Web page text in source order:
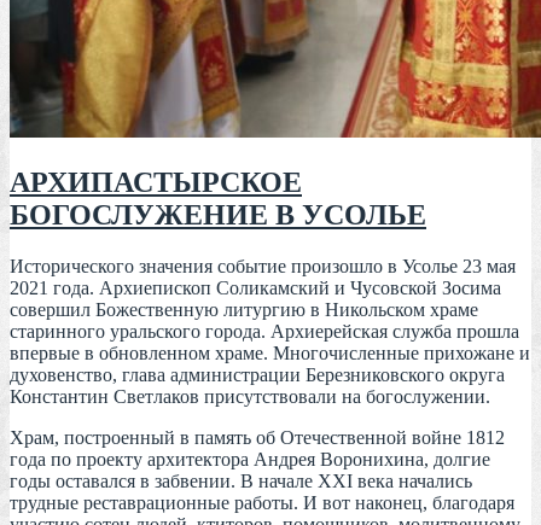
АРХИПАСТЫРСКОЕ
БОГОСЛУЖЕНИЕ В УСОЛЬЕ
Исторического значения событие произошло в Усолье 23 мая
2021 года. Архиепископ Соликамский и Чусовской Зосима
совершил Божественную литургию в Никольском храме
старинного уральского города. Архиерейская служба прошла
впервые в обновленном храме. Многочисленные прихожане и
духовенство, глава администрации Березниковского округа
Константин Светлаков присутствовали на богослужении.
Храм, построенный в память об Отечественной войне 1812
года по проекту архитектора Андрея Воронихина, долгие
годы оставался в забвении. В начале XXI века начались
трудные реставрационные работы. И вот наконец, благодаря